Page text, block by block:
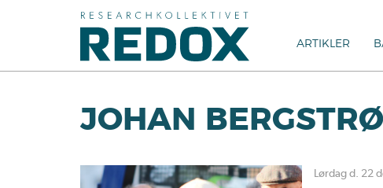
ARTIKLER
JOHAN
lørdag d. 22